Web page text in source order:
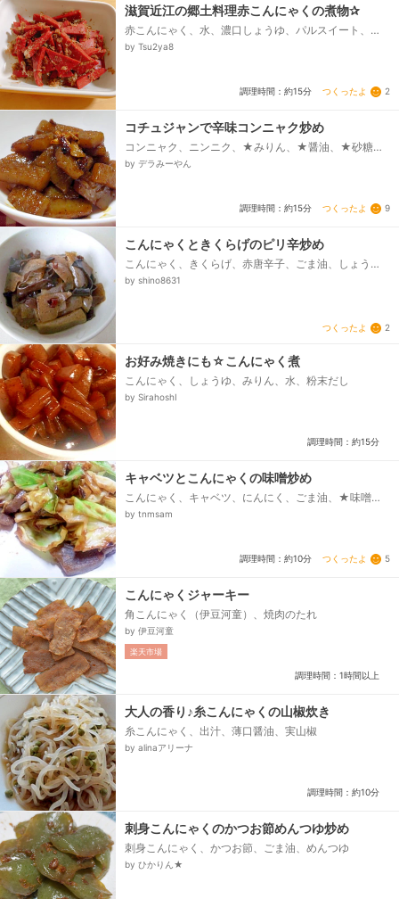
滋賀近江の郷土料理赤こんにゃくの煮物✰
赤こんにゃく、水、濃口しょうゆ、パルスイート、
酒、ごま油、かつお節、一味
by Tsu2ya8
調理時間：約15分 つくったよ 2
コチュジャンで辛味コンニャク炒め
コンニャク、ニンニク、★みりん、★醤油、★砂糖、
★水、★コチュジャン、ゴマ油
by デラみーやん
調理時間：約15分 つくったよ 9
こんにゃくときくらげのピリ辛炒め
こんにゃく、きくらげ、赤唐辛子、ごま油、しょう
ゆ、酒、みりん
by shino8631
つくったよ 2
お好み焼きにも☆こんにゃく煮
こんにゃく、しょうゆ、みりん、水、粉末だし
by SirahoshI
調理時間：約15分
キャベツとこんにゃくの味噌炒め
こんにゃく、キャベツ、にんにく、ごま油、★味噌・
砂糖・酒
by tnmsam
調理時間：約10分 つくったよ 5
こんにゃくジャーキー
角こんにゃく（伊豆河童）、焼肉のたれ
by 伊豆河童
楽天市場
調理時間：1時間以上
大人の香り♪糸こんにゃくの山椒炊き
糸こんにゃく、出汁、薄口醤油、実山椒
by alinaアリーナ
調理時間：約10分
刺身こんにゃくのかつお節めんつゆ炒め
刺身こんにゃく、かつお節、ごま油、めんつゆ
by ひかりん★